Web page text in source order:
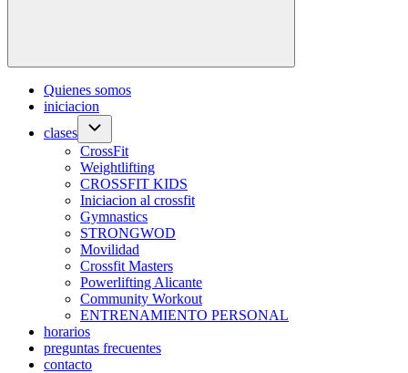
Quienes somos
iniciacion
clases
CrossFit
Weightlifting
CROSSFIT KIDS
Iniciacion al crossfit
Gymnastics
STRONGWOD
Movilidad
Crossfit Masters
Powerlifting Alicante
Community Workout
ENTRENAMIENTO PERSONAL
horarios
preguntas frecuentes
contacto